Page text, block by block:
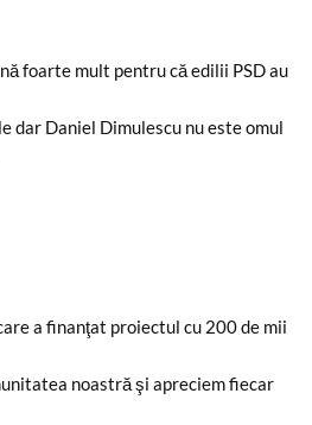
foarte mult pentru că edilii PSD au
dar Daniel Dimulescu nu este omul
a finanţat proiectul cu 200 de mii
noastră şi apreciem fiecar